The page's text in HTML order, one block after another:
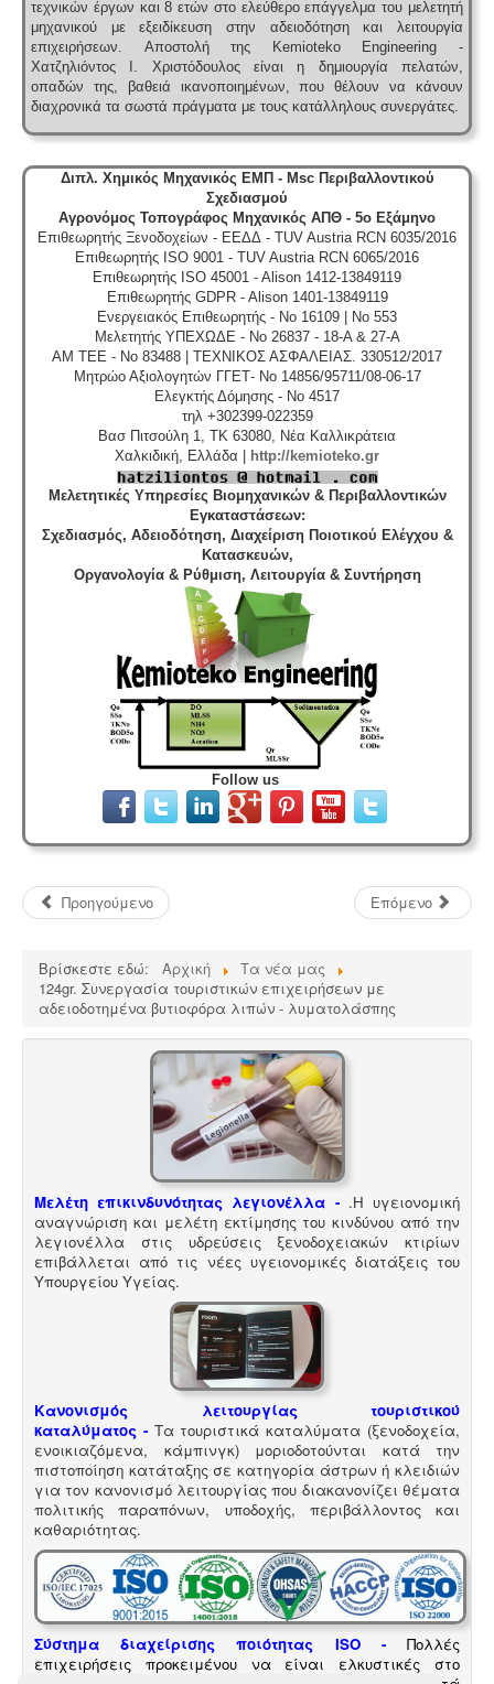
τεχνικών έργων και 8 ετών στο ελεύθερο επάγγελμα του μελετητή
μηχανικού με εξειδίκευση στην αδειοδότηση και λειτουργία
επιχειρήσεων. Αποστολή της Kemioteko Engineering -
Χατζηλιόντος Ι. Χριστόδουλος είναι η δημιουργία πελατών,
οπαδών της, βαθειά ικανοποιημένων, που θέλουν να κάνουν
διαχρονικά τα σωστά πράγματα με τους κατάλληλους συνεργάτες.
Διπλ. Χημικός Μηχανικός ΕΜΠ - Msc Περιβαλλοντικού
Σχεδιασμού
Αγρονόμος Τοπογράφος Μηχανικός ΑΠΘ - 5ο Εξάμηνο
Επιθεωρητής Ξενοδοχείων - ΕΕΔΔ - TUV Austria RCN 6035/2016
Επιθεωρητής ISO 9001 - TUV Austria RCN 6065/2016
Επιθεωρητής ISO 45001 - Alison 1412-13849119
Επιθεωρητής GDPR - Alison 1401-13849119
Ενεργειακός Επιθεωρητής - No 16109 | No 553
Μελετητής ΥΠΕΧΩΔΕ - No 26837 - 18-A & 27-A
ΑΜ ΤΕΕ - No 83488 | ΤΕΧΝΙΚΟΣ ΑΣΦΑΛΕΙΑΣ. 330512/2017
Μητρώο Αξιολογητών ΓΓΕΤ- No 14856/95711/08-06-17
Ελεγκτής Δόμησης - No 4517
τηλ +302399-022359
Βασ Πιτσούλη 1, TK 63080, Νέα Καλλικράτεια
Χαλκιδική, Ελλάδα |
http://kemioteko.gr
Μελετητικές Υπηρεσίες Βιομηχανικών & Περιβαλλοντικών
Εγκαταστάσεων:
Σχεδιασμός, Αδειοδότηση, Διαχείριση Ποιοτικού Ελέγχου &
Κατασκευών,
Οργανολογία & Ρύθμιση, Λειτουργία & Συντήρηση
Follow us
Προηγούμενο Επόμενο
Βρίσκεστε εδώ: Αρχική
Τα νέα μας
124gr. Συνεργασία τουριστικών επιχειρήσεων με
αδειοδοτημένα βυτιοφόρα λιπών - λυματολάσπης
Μελέτη επικινδυνότητας λεγιονέλλα - .Η υγειονομική
αναγνώριση και μελέτη εκτίμησης του κινδύνου από την
λεγιονέλλα στις υδρεύσεις ξενοδοχειακών κτιρίων
επιβάλλεται από τις νέες υγειονομικές διατάξεις του
Υπουργείου Υγείας.
Κανονισμός λειτουργίας τουριστικού
καταλύματος - Τα τουριστικά καταλύματα (ξενοδοχεία,
ενοικιαζόμενα, κάμπινγκ) μοριοδοτούνται κατά την
πιστοποίηση κατάταξης σε κατηγορία άστρων ή κλειδιών
για τον κανονισμό λειτουργίας που διακανονίζει θέματα
πολιτικής παραπόνων, υποδοχής, περιβάλλοντος και
καθαριότητας.
Σύστημα διαχείρισης ποιότητας ISO -Πολλές
επιχειρήσεις προκειμένου να είναι ελκυστικές στο